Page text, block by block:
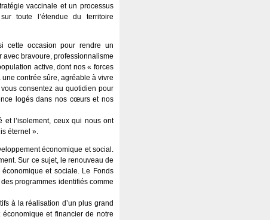
vaccinale et un processus
toute l’étendue du territoire
cette occasion pour rendre un
bravoure, professionnalisme
active, dont nos « forces
contrée sûre, agréable à vivre
consentez au quotidien pour
logés dans nos cœurs et nos
l’isolement, ceux qui nous ont
éternel ».
économique et social.
Sur ce sujet, le renouveau de
et sociale. Le Fonds
programmes identifiés comme
à la réalisation d’un plus grand
et financier de notre